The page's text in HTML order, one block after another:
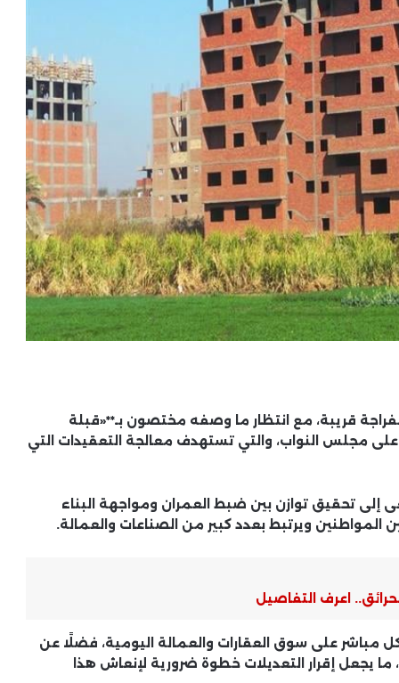
قريبة، مع انتظار ما وصفه مختصون بـ**«قبلة
على مجلس النواب، والتي تستهدف معالجة التعقيدات التي
إلى تحقيق توازن بين ضبط العمران ومواجهة البناء
ويرتبط بعدد كبير من الصناعات والعمالة.
اعرف التفاصيل
مباشر على سوق العقارات والعمالة اليومية، فضلًا عن
ما يجعل إقرار التعديلات خطوة ضرورية لإنعاش هذا
الدواجن باتحاد الغرف التجارية يكشف
مفاجأة